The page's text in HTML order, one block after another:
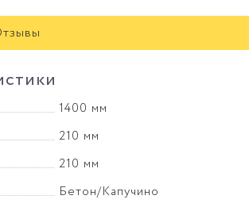
1400 мм
210 мм
210 мм
Бетон/Капучино